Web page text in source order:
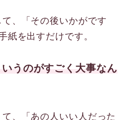
、「その後いかがです
紙を出すだけです。
うのがすごく大事なん
、「あの人いい人だった